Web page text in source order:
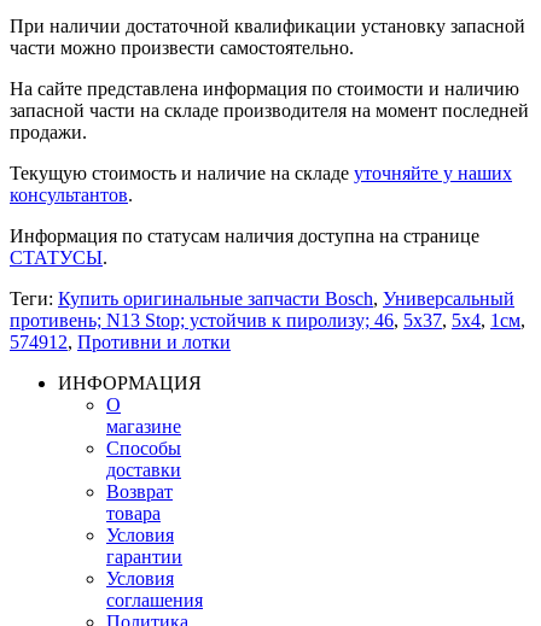
При наличии достаточной квалификации установку запасной
части можно произвести самостоятельно.
На сайте представлена информация по стоимости и наличию
запасной части на складе производителя на момент последней
продажи.
Текущую стоимость и наличие на складе уточняйте у наших
консультантов.
Информация по статусам наличия доступна на странице
СТАТУСЫ.
Теги: Купить оригинальные запчасти Bosch, Универсальный
противень; N13 Stop; устойчив к пиролизу; 46, 5x37, 5x4, 1см,
574912, Противни и лотки
ИНФОРМАЦИЯ
О
магазине
Способы
доставки
Возврат
товара
Условия
гарантии
Условия
соглашения